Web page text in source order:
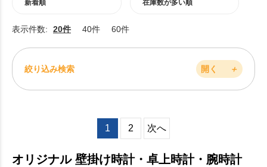
新着順 在庫数が多い順
表示件数: 20件 40件 60件
絞り込み検索 開く ＋
1 2 次へ
オリジナル 壁掛け時計・卓上時計・腕時計